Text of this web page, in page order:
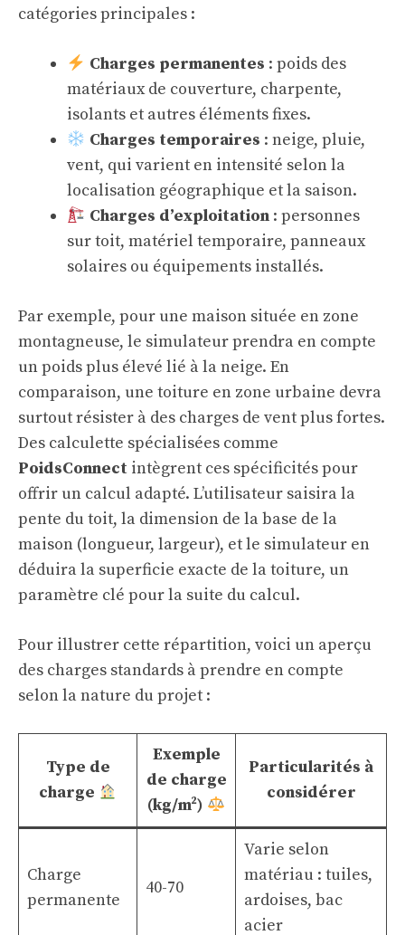
catégories principales :
Charges permanentes : poids des
matériaux de couverture, charpente,
isolants et autres éléments fixes.
Charges temporaires : neige, pluie,
vent, qui varient en intensité selon la
localisation géographique et la saison.
Charges d’exploitation: personnes
sur toit, matériel temporaire, panneaux
solaires ou équipements installés.
Par exemple, pour une maison située en zone
montagneuse, le simulateur prendra en compte
un poids plus élevé lié à la neige. En
comparaison, une toiture en zone urbaine devra
surtout résister à des charges de vent plus fortes.
Des calculette spécialisées comme
PoidsConnect intègrent ces spécificités pour
offrir un calcul adapté. L’utilisateur saisira la
pente du toit, la dimension de la base de la
maison (longueur, largeur), et le simulateur en
déduira la superficie exacte de la toiture, un
paramètre clé pour la suite du calcul.
Pour illustrer cette répartition, voici un aperçu
des charges standards à prendre en compte
selon la nature du projet :
Type de
charge
Exemple
de charge
(kg/m²)
Particularités à
considérer
Charge
permanente
40-70
Varie selon
matériau : tuiles,
ardoises, bac
acier